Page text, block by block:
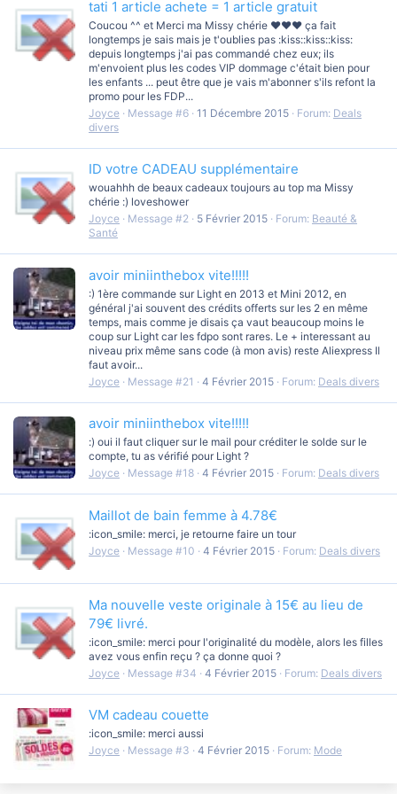
tati 1 article achete = 1 article gratuit
Coucou ^^ et Merci ma Missy chérie ♥♥♥ ça fait
longtemps je sais mais je t'oublies pas :kiss::kiss::kiss:
depuis longtemps j'ai pas commandé chez eux; ils
m'envoient plus les codes VIP dommage c'était bien pour
les enfants ... peut être que je vais m'abonner s'ils refont la
promo pour les FDP...
Joyce
Message #6 11 Décembre 2015 Forum: Deals
divers
ID votre CADEAU supplémentaire
wouahhh de beaux cadeaux toujours au top ma Missy
chérie :) loveshower
Joyce
Message #2 5 Février 2015 Forum: Beauté &
Santé
avoir miniinthebox vite!!!!!
:) 1ère commande sur Light en 2013 et Mini 2012, en
général j'ai souvent des crédits offerts sur les 2 en même
temps, mais comme je disais ça vaut beaucoup moins le
coup sur Light car les fdpo sont rares. Le + interessant au
niveau prix même sans code (à mon avis) reste Aliexpress Il
faut avoir...
Joyce
Message #21 4 Février 2015 Forum: Deals divers
avoir miniinthebox vite!!!!!
:) oui il faut cliquer sur le mail pour créditer le solde sur le
compte, tu as vérifié pour Light ?
Joyce
Message #18 4 Février 2015 Forum: Deals divers
Maillot de bain femme à 4.78€
:icon_smile: merci, je retourne faire un tour
Joyce
Message #10 4 Février 2015 Forum: Deals divers
Ma nouvelle veste originale à 15€ au lieu de
79€ livré.
:icon_smile: merci pour l'originalité du modèle, alors les filles
avez vous enfin reçu ? ça donne quoi ?
Joyce
Message #34 4 Février 2015 Forum: Deals divers
VM cadeau couette
:icon_smile: merci aussi
Joyce
Message #3 4 Février 2015 Forum: Mode